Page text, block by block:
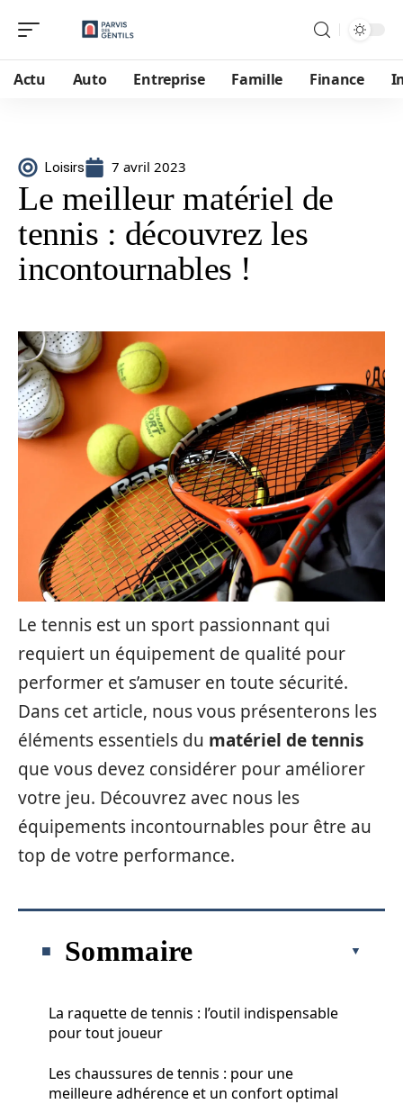
Actu Auto Entreprise Famille Finance
Loisirs 7 avril 2023
Le meilleur matériel de
tennis : découvrez les
incontournables !
Le tennis est un sport passionnant qui
requiert un équipement de qualité pour
performer et s’amuser en toute sécurité.
Dans cet article, nous vous présenterons les
éléments essentiels du matériel de tennis
que vous devez considérer pour améliorer
votre jeu. Découvrez avec nous les
équipements incontournables pour être au
top de votre performance.
Sommaire
La raquette de tennis : l’outil indispensable
pour tout joueur
Les chaussures de tennis : pour une
meilleure adhérence et un confort optimal